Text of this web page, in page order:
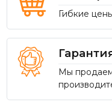
Гибкие
Мы